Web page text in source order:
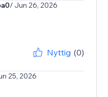
/ Jun 26, 2026
Nyttig (0)
25, 2026